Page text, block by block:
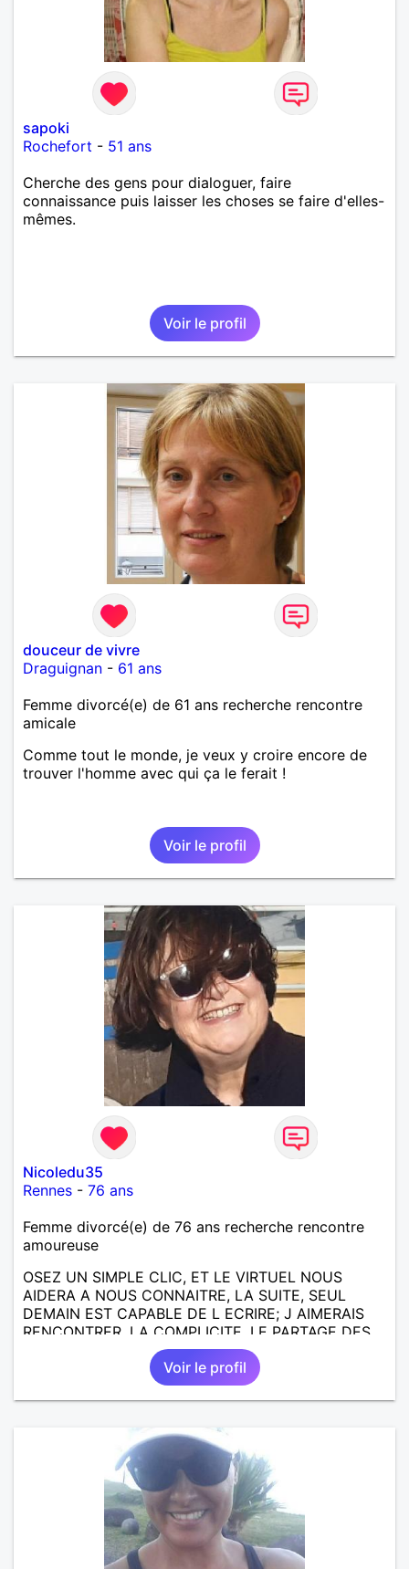
sapoki
Rochefort - 51 ans
Cherche des gens pour dialoguer, faire
connaissance puis laisser les choses se faire d'elles-
mêmes.
Voir le profil
douceur de vivre
Draguignan - 61 ans
Femme divorcé(e) de 61 ans recherche rencontre
amicale
Comme tout le monde, je veux y croire encore de
trouver l'homme avec qui ça le ferait !
Voir le profil
Nicoledu35
Rennes - 76 ans
Femme divorcé(e) de 76 ans recherche rencontre
amoureuse
OSEZ UN SIMPLE CLIC, ET LE VIRTUEL NOUS
AIDERA A NOUS CONNAITRE, LA SUITE, SEUL
DEMAIN EST CAPABLE DE L ECRIRE; J AIMERAIS
RENCONTRER, LA COMPLICITE, LE PARTAGE DES
BELLES CHOSES DE LA VIE : BALADES, VOYAGES
EN FRANCE OU AILLEURS. ETRE A L ECOUTE DE L
AUTRE, ET LA VIE SERA PLUS BELLE
ENCORE.....................
Voir le profil